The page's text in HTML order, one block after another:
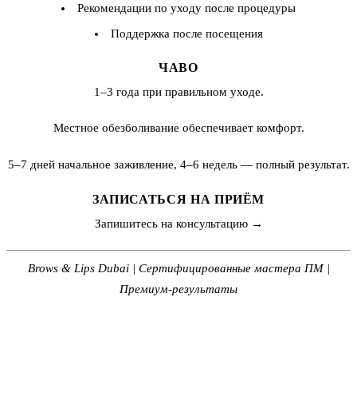
Рекомендации по уходу после процедуры
Поддержка после посещения
ЧАВО
1–3 года при правильном уходе.
Местное обезболивание обеспечивает комфорт.
5–7 дней начальное заживление, 4–6 недель — полный результат.
ЗАПИСАТЬСЯ НА ПРИЁМ
Запишитесь на консультацию →
Brows & Lips Dubai | Сертифицированные мастера ПМ |
Премиум-результаты